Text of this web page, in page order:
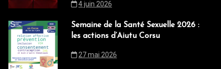
4 juin 2026
Semaine de la Santé Sexuelle 2026 :
les actions d’Aiutu Corsu
27 mai 2026